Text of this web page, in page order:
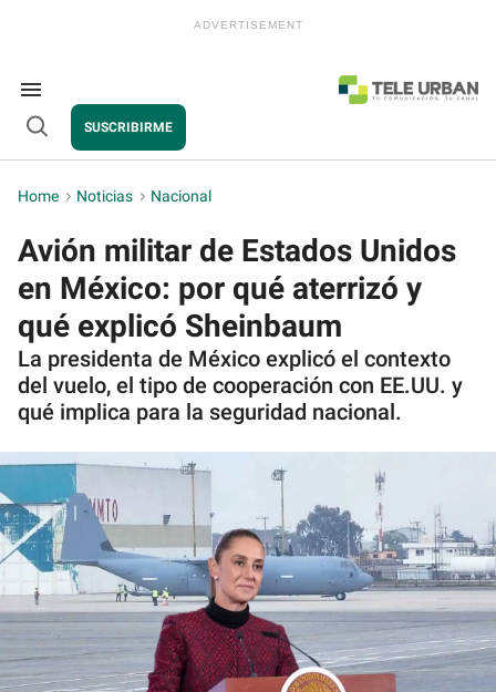
Search
&
Section
Navigation
Open
SUSCRIBIRME
Home > Noticias > Nacional
Avión militar de Estados Unidos
en México: por qué aterrizó y
qué explicó Sheinbaum
La presidenta de México explicó el contexto
del vuelo, el tipo de cooperación con EE.UU. y
qué implica para la seguridad nacional.